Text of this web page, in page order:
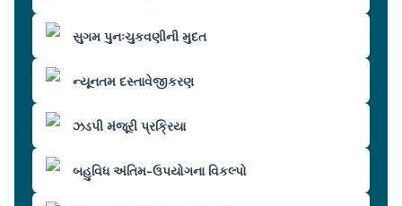
સુગમ પુનઃચુકવણીની મુદત
ન્યૂનતમ દસ્તાવેજીકરણ
ઝડપી મંજૂરી પ્રક્રિયા
બહુવિધ અંતિમ-ઉપયોગના વિકલ્પો